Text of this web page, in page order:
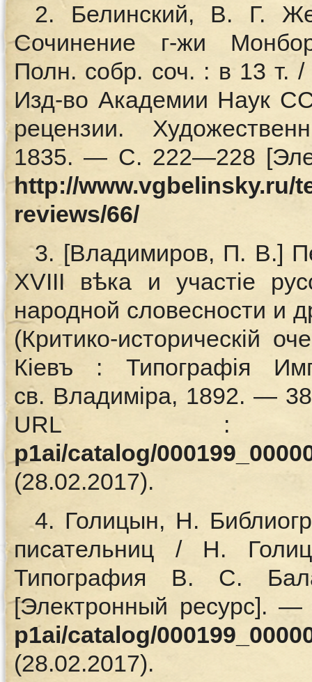
2. Белинский, В. Г.
Сочинение г-жи
Полн. собр. соч. : в 13 т.
Изд-во Академии Наук
рецензии.
1835. — С. 222—228
http://www.vgbelinsky.ru/
reviews/66/
3. [Владимиров, П. В.]
XVIII вѣка и участiе
народной словесности и
(Критико-историческiй
Кiевъ : Типографiя
св. Владимiра, 1892. —
p1ai/catalog/
(28.02.2017).
4. Голицын, Н.
писательниц / Н.
Типография В. С.
[Электронный ресурс].
p1ai/catalog/
(28.02.2017).